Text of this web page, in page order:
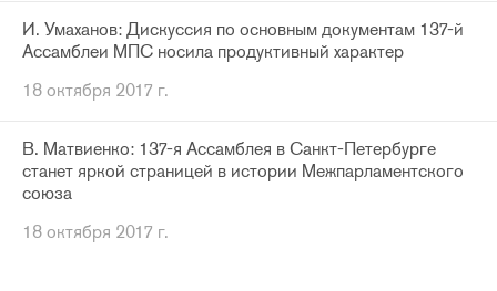
И. Умаханов: Дискуссия по основным документам 137-й
Ассамблеи МПС носила продуктивный характер
18 октября 2017 г.
В. Матвиенко: 137-я Ассамблея в Санкт-Петербурге
станет яркой страницей в истории Межпарламентского
союза
18 октября 2017 г.